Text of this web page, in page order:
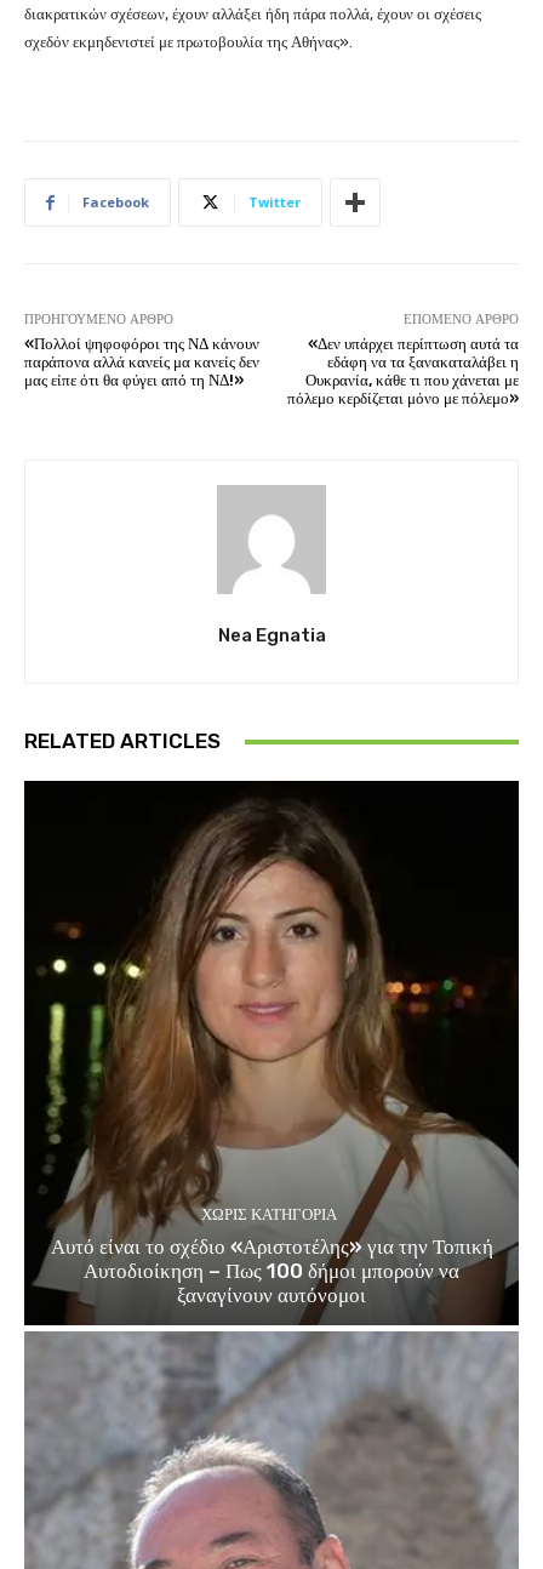
διακρατικών σχέσεων, έχουν αλλάξει ήδη πάρα πολλά, έχουν οι σχέσεις
σχεδόν εκμηδενιστεί με πρωτοβουλία της Αθήνας».
Facebook Twitter
ΠΡΟΗΓΟΎΜΕΝΟ ΆΡΘΡΟ
«Πολλοί ψηφοφόροι της ΝΔ κάνουν
παράπονα αλλά κανείς μα κανείς δεν
μας είπε ότι θα φύγει από τη ΝΔ!»
ΕΠΌΜΕΝΟ ΆΡΘΡΟ
«Δεν υπάρχει περίπτωση αυτά τα
εδάφη να τα ξανακαταλάβει η
Ουκρανία, κάθε τι που χάνεται με
πόλεμο κερδίζεται μόνο με πόλεμο»
Nea Egnatia
RELATED ARTICLES
ΧΩΡΊΣ ΚΑΤΗΓΟΡΊΑ
Αυτό είναι το σχέδιο «Αριστοτέλης» για την Τοπική
Αυτοδιοίκηση – Πως 100 δήμοι μπορούν να
ξαναγίνουν αυτόνομοι